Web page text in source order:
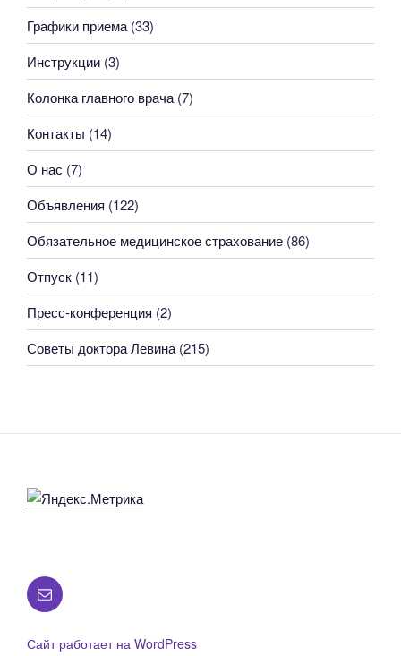
Графики приема (33)
Инструкции (3)
Колонка главного врача (7)
Контакты (14)
О нас (7)
Объявления (122)
Обязательное медицинское страхование (86)
Отпуск (11)
Пресс-конференция (2)
Советы доктора Левина (215)
Все
вопросы
Сайт работает на WordPress